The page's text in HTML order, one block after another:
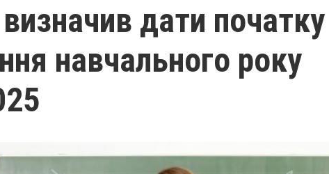
дати
навчального року